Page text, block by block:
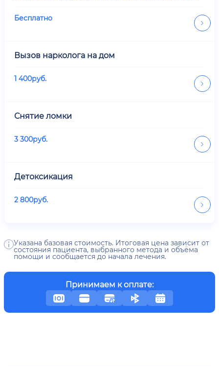
Бесплатно
Вызов нарколога на дом
1 400руб.
Снятие ломки
3 300руб.
Детоксикация
2 800руб.
Указана базовая стоимость. Итоговая цена зависит от
состояния пациента, выбранного метода и объёма
помощи и сообщается до начала лечения.
Принимаем к оплате: